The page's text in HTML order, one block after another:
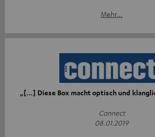
Mehr...
„[…] Diese Box macht optisch und
Connect
08.01.2019